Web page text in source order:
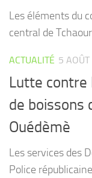
Les éléments du
central de
ACTUALITÉ 5
Lutte contre
de boissons
Ouédèmè
Les services des
Police